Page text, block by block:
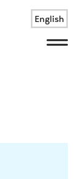
English
Menu